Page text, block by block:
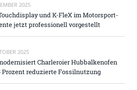
2025
und K-FleX im Motorsport-
jetzt professionell vorgestellt
2025
Charleroier Hubbalkenofen
Prozent reduzierte Fossilnutzung